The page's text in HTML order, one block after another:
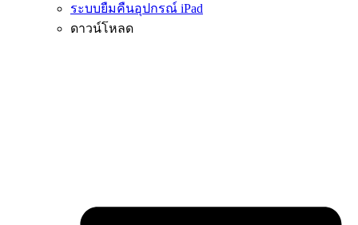
ระบบยืมคืนอุปกรณ์ iPad
ดาวน์โหลด